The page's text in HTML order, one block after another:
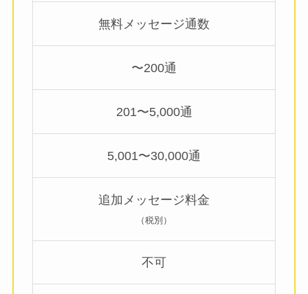
無料メッセージ通数
〜200通
201〜5,000通
5,001〜30,000通
追加メッセージ料金
（税別）
不可